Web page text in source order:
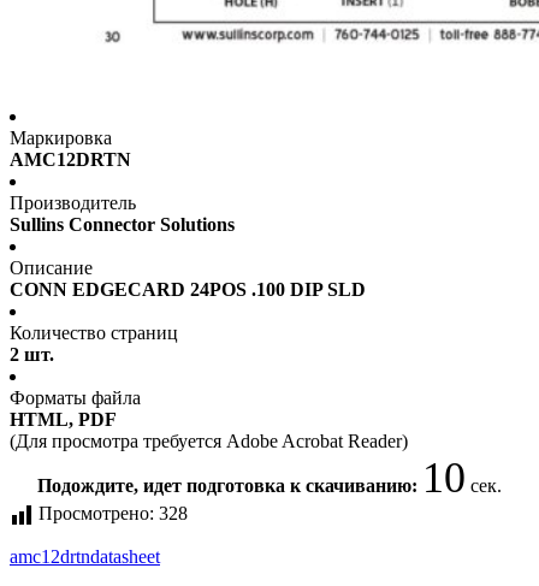
Маркировка
AMC12DRTN
Производитель
Sullins Connector Solutions
Описание
CONN EDGECARD 24POS .100 DIP SLD
Количество страниц
2 шт.
Форматы файла
HTML, PDF
(Для просмотра требуется Adobe Acrobat Reader)
Подождите, идет подготовка к скачиванию: 10 сек.
Просмотрено: 328
amc12drtndatasheet